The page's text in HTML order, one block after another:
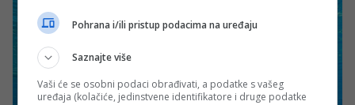
Pohrana i/ili pristup podacima na uređaju
Saznajte više
Vaši će se osobni podaci obrađivati, a podatke s vašeg
uređaja (kolačiće, jedinstvene identifikatore i druge podatke